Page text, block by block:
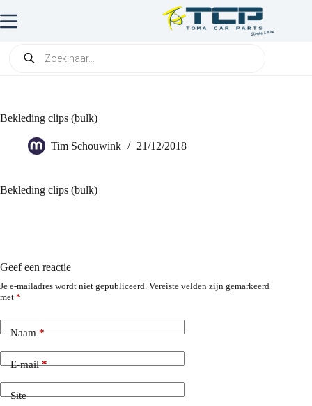
Bekleding clips (bulk)
Tim Schouwink 21/12/2018
Bekleding clips (bulk)
Geef een reactie
Je e-mailadres wordt niet gepubliceerd. Vereiste velden zijn gemarkeerd
met *
Naam*
E-mail*
Site